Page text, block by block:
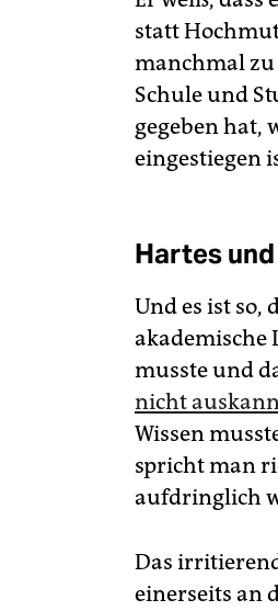
statt
manchmal zu
Schule und
gegeben hat,
eingestiegen
Hartes
Und es ist
akademische
musste und
nicht
Wissen
spricht man
aufdringlich
Das
einerseits an